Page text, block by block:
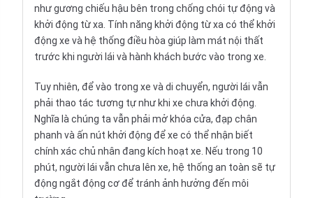
như gương chiếu hậu bên trong chống chói tự động và
khởi động từ xa. Tính năng khởi động từ xa có thể khởi
động xe và hệ thống điều hòa giúp làm mát nội thất
trước khi người lái và hành khách bước vào trong xe.
Tuy nhiên, để vào trong xe và di chuyển, người lái vẫn
phải thao tác tương tự như khi xe chưa khởi động.
Nghĩa là chúng ta vẫn phải mở khóa cửa, đạp chân
phanh và ấn nút khởi động để xe có thể nhận biết
chính xác chủ nhân đang kích hoạt xe. Nếu trong 10
phút, người lái vẫn chưa lên xe, hệ thống an toàn sẽ tự
động ngắt động cơ để tránh ảnh hưởng đến môi